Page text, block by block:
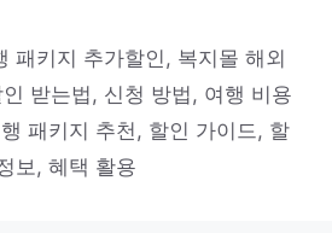
패키지 추가할인, 복지몰 해외
받는법, 신청 방법, 여행 비용
패키지 추천, 할인 가이드, 할
보, 혜택 활용